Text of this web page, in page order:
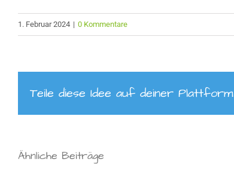
1. Februar 2024 | 0 Kommentare
Teile diese Idee auf deiner Plattform
Ähnliche Beiträge